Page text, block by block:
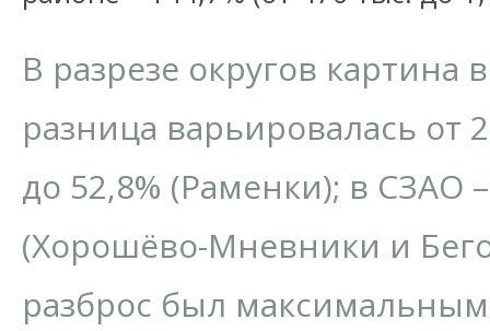
В разрезе округов картина
разница варьировалась от
до 52,8% (Раменки); в СЗАО
(Хорошёво-Мневники и
разброс был максимальным